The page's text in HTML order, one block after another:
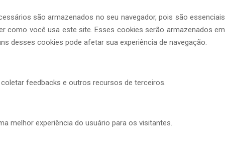
são armazenados no seu navegador, pois são essenciais
como você usa este site. Esses cookies serão armazenados em
desses cookies pode afetar sua experiência de navegação.
feedbacks e outros recursos de terceiros.
melhor experiência do usuário para os visitantes.